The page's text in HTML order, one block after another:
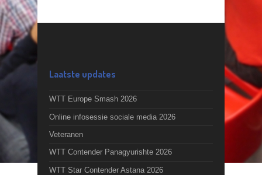
Laatste updates
WTT Europe Smash 2026
Online infosessie sociale media 2026
Veteranen
WTT Contender Panagyurishte 2026
WTT Star Contender Astana 2026